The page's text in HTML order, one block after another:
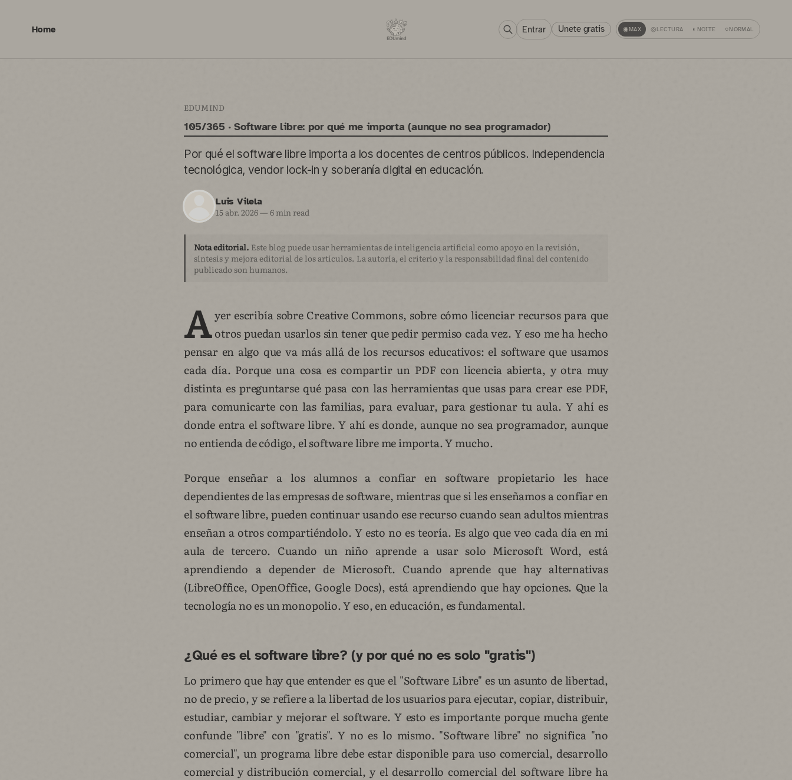
Home Entrar Unete gratis ◉MAX ◎LECTURA ◐ NOITE ○NORMAL
EDUMIND
105/365 · Software libre: por qué me importa (aunque no sea programador)
Por qué el software libre importa a los docentes de centros públicos. Independencia
tecnológica, vendor lock-in y soberanía digital en educación.
Luis Vilela
15 abr. 2026— 6 min read
Nota editorial. Este blog puede usar herramientas de inteligencia artificial como apoyo en la revisión,
síntesis y mejora editorial de los artículos. La autoría, el criterio y la responsabilidad final del contenido
publicado son humanos.
A yer escribía sobre Creative Commons, sobre cómo licenciar recursos para que
otros puedan usarlos sin tener que pedir permiso cada vez. Y eso me ha hecho
pensar en algo que va más allá de los recursos educativos: el software que usamos
cada día. Porque una cosa es compartir un PDF con licencia abierta, y otra muy
distinta es preguntarse qué pasa con las herramientas que usas para crear ese PDF,
para comunicarte con las familias, para evaluar, para gestionar tu aula. Y ahí es
donde entra el software libre. Y ahí es donde, aunque no sea programador, aunque
no entienda de código, el software libre me importa. Y mucho.
Porque enseñar a los alumnos a confiar en software propietario les hace
dependientes de las empresas de software, mientras que si les enseñamos a confiar en
el software libre, pueden continuar usando ese recurso cuando sean adultos mientras
enseñan a otros compartiéndolo. Y esto no es teoría. Es algo que veo cada día en mi
aula de tercero. Cuando un niño aprende a usar solo Microsoft Word, está
aprendiendo a depender de Microsoft. Cuando aprende que hay alternativas
(LibreOffice, OpenOffice, Google Docs), está aprendiendo que hay opciones. Que la
tecnología no es un monopolio. Y eso, en educación, es fundamental.
¿Qué es el software libre? (y por qué no es solo "gratis")
Lo primero que hay que entender es que el "Software Libre" es un asunto de libertad,
no de precio, y se refiere a la libertad de los usuarios para ejecutar, copiar, distribuir,
estudiar, cambiar y mejorar el software. Y esto es importante porque mucha gente
confunde "libre" con "gratis". Y no es lo mismo. "Software libre" no significa "no
comercial", un programa libre debe estar disponible para uso comercial, desarrollo
comercial y distribución comercial, y el desarrollo comercial del software libre ha